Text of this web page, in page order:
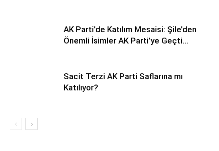
AK Parti’de Katılım Mesaisi: Şile’den
Önemli İsimler AK Parti’ye Geçti…
Sacit Terzi AK Parti Saflarına mı
Katılıyor?